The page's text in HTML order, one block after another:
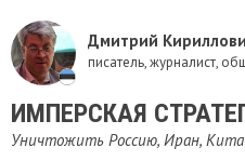
Дмитрий
писатель, журналист,
ИМПЕРСКАЯ
Уничтожить Россию, Иран,